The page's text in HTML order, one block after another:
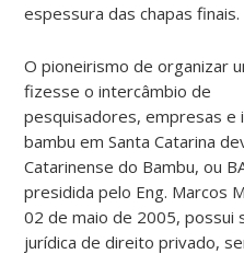
espessura das chapas finais.
O pioneirismo de organizar
fizesse o intercâmbio de
pesquisadores, empresas e
bambu em Santa Catarina
Catarinense do Bambu, ou
presidida pelo Eng. Marcos
02 de maio de 2005, possui
jurídica de direito privado,